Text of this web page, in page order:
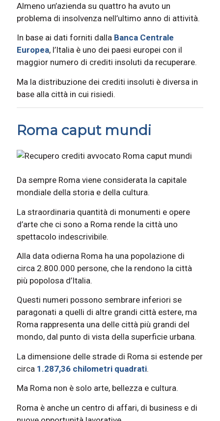
Almeno un’azienda su quattro ha avuto un
problema di insolvenza nell’ultimo anno di attività.
In base ai dati forniti dalla Banca Centrale
Europea, l’Italia è uno dei paesi europei con il
maggior numero di crediti insoluti da recuperare.
Ma la distribuzione dei crediti insoluti è diversa in
base alla città in cui risiedi.
Roma caput mundi
Da sempre Roma viene considerata la capitale
mondiale della storia e della cultura.
La straordinaria quantità di monumenti e opere
d’arte che ci sono a Roma rende la città uno
spettacolo indescrivibile.
Alla data odierna Roma ha una popolazione di
circa 2.800.000 persone, che la rendono la città
più popolosa d’Italia.
Questi numeri possono sembrare inferiori se
paragonati a quelli di altre grandi città estere, ma
Roma rappresenta una delle città più grandi del
mondo, dal punto di vista della superficie urbana.
La dimensione delle strade di Roma si estende per
circa 1.287,36 chilometri quadrati.
Ma Roma non è solo arte, bellezza e cultura.
Roma è anche un centro di affari, di business e di